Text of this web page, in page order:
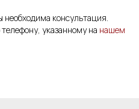
консультация.
указанному на нашем